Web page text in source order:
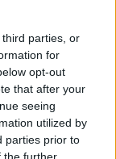
parties, or
for
opt-out
that after your
seeing
utilized by
parties prior to
the further